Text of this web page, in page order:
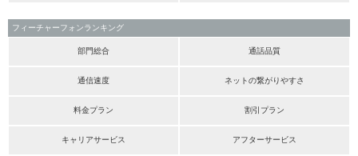
フィーチャーフォンランキング
部門総合 通話品質
通信速度 ネットの繋がりやすさ
料金プラン 割引プラン
キャリアサービス アフターサービス